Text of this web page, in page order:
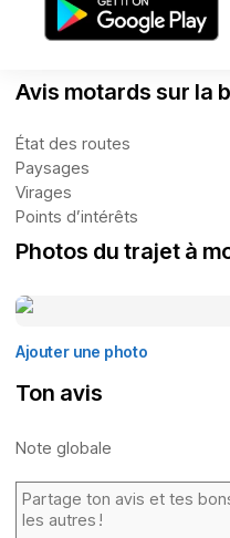
Avis motards sur la
État des routes
Paysages
Virages
Points d’intérêts
Photos du trajet à
Ajouter une photo
Ton avis
Note globale